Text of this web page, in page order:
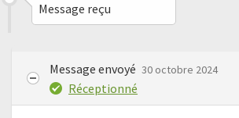
Message reçu
Message envoyé 30 octobre 2024
Réceptionné